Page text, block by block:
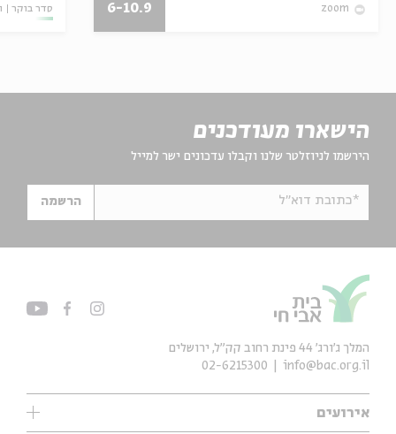
zoom
6-10.9 סדר בוקר
הישארו מעודכנים
הירשמו לניוזלטר שלנו וקבלו עדכונים ישר למייל
*כתובת דוא"ל הרשמה
אירועים
המלך ג'ורג' 44 פינת רחוב קק״ל, ירושלים
info@bac.org.il
02-6215300